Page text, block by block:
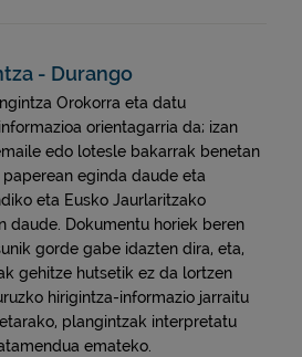
- Durango
Orokorra eta datu
orientagarria da; izan
edo lotesle bakarrak benetan
eginda daude eta
eta Eusko Jaurlaritzako
daude. Dokumentu horiek beren
gorde gabe idazten dira, eta,
gehitze hutsetik ez da lortzen
hirigintza-informazio jarraitu
plangintzak interpretatu
emateko.